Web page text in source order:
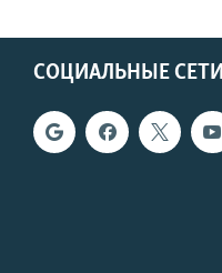
СОЦИАЛЬНЫЕ СЕТИ